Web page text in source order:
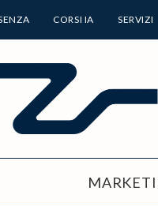
CORSI IA SERVIZI